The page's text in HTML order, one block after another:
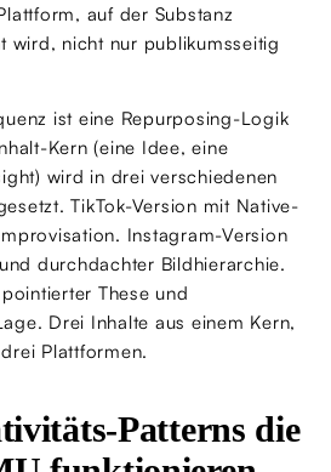
auf der Substanz
wird, nicht nur publikumsseitig
ist eine Repurposing-Logik
Kern (eine Idee, eine
wird in drei verschiedenen
TikTok-Version mit Native-
Instagram-Version
durchdachter Bildhierarchie.
These und
Drei Inhalte aus einem Kern,
Plattformen.
Patterns die